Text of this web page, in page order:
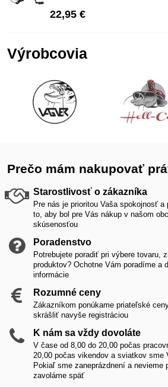
22,95 €
Výrobcovia
Prečo mám nakupovať
Starostlivosť o zákazníka
Pre nás je prioritou Vaša spokojnosť
to, aby bol pre Vás nákup v našom
skúsenosťou
Poradenstvo
Potrebujete poradiť pri výbere tovaru,
produktov? Ochotne Vám poradíme a
informácie
Rozumné ceny
Zákazníkom ponúkame priateľské
skrášliť navyše registráciou
K nám sa vždy dovoláte
V čase od 8,00 do 20,00 počas
20,00 počas vikendov a sviatkov sme
Pokiaľ sme zaneprázdnení a nevieme
zavoláme späť